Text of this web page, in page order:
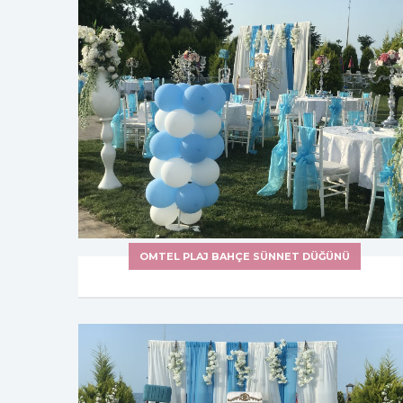
OMTEL PLAJ BAHÇE SÜNNET DÜĞÜNÜ